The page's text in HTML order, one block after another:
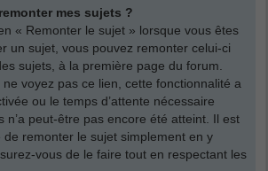
mes sujets ?
« Remonter le sujet » lorsque vous êtes
un sujet, vous pouvez remonter celui-ci
sujets, à la première page du forum.
voyez pas ce lien, cette fonctionnalité a
ou le temps d’attente nécessaire
n’a peut-être pas encore été atteint. Il est
remonter le sujet simplement en y
vous de le faire tout en respectant les